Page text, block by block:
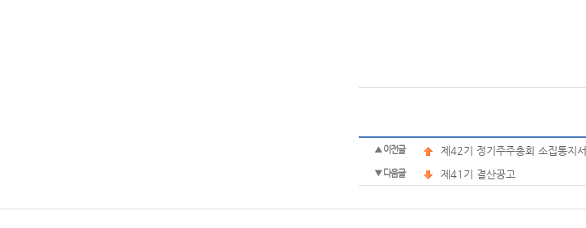
▲ 이전글 제42기 정기주주총회 소집통지서
▼ 다음글 제41기 결산공고